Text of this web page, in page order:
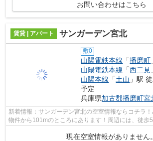
お問い合わせはこちら
賃貸 | アパート サンガーデン宮北
敷0
山陽電鉄本線 「播磨町
山陽電鉄本線 「西二見
山陽本線 「土山 」駅
予定
兵庫県加古郡播磨町宮
新着情報：サンガーデン宮北の空室情報ならコチラ
物件から101mのところにあります！周辺には、徒歩
ります！こちらの物件はアパートです！...
現在空室情報がありません。